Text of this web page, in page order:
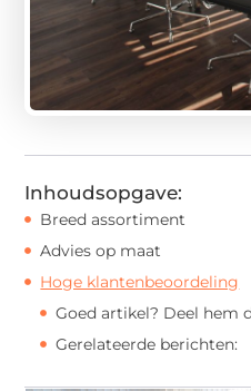
Inhoudsopgave:
Breed assortiment
Advies op maat
Hoge klantenbeoordeling
Goed artikel? Deel hem
Gerelateerde berichten: